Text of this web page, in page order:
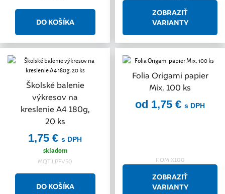
ZOBRAZIŤ
VARIANTY
Školské balenie
výkresov na
kreslenie A4 180g,
20 ks
1,75 € s DPH
skladom
MQT.LPFV50
Folia Origami papier
Mix, 100 ks
od 1,75 € s DPH
F.OMIX100
ZOBRAZIŤ
VARIANTY